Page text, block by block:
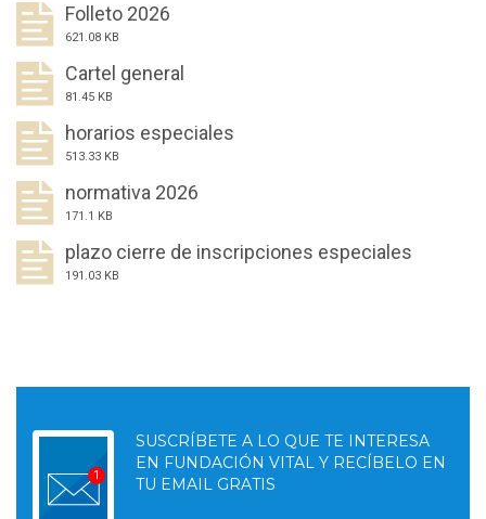
Folleto 2026
621.08 KB
Cartel general
81.45 KB
horarios especiales
513.33 KB
normativa 2026
171.1 KB
plazo cierre de inscripciones especiales
191.03 KB
SUSCRÍBETE A LO QUE TE INTERESA
EN FUNDACIÓN VITAL Y RECÍBELO EN
TU EMAIL GRATIS